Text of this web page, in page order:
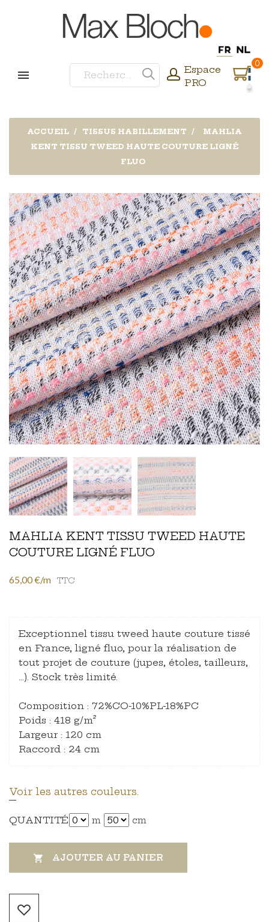
Espace
PRO
0
ACCUEIL TISSUS HABILLEMENT
MAHLIA
KENT TISSU TWEED HAUTE COUTURE LIGNÉ
FLUO
MAHLIA KENT TISSU TWEED HAUTE
COUTURE LIGNÉ FLUO
65,00 €/m TTC
Exceptionnel tissu tweed haute couture tissé
en France, ligné fluo, pour la réalisation de
tout projet de couture (jupes, étoles, tailleurs,
…). Stock très limité.
Composition : 72%CO-10%PL-18%PC
Poids : 418 g/m²
Largeur : 120 cm
Raccord : 24 cm
Voir les autres couleurs.
QUANTITÉ m cm
 AJOUTER AU PANIER